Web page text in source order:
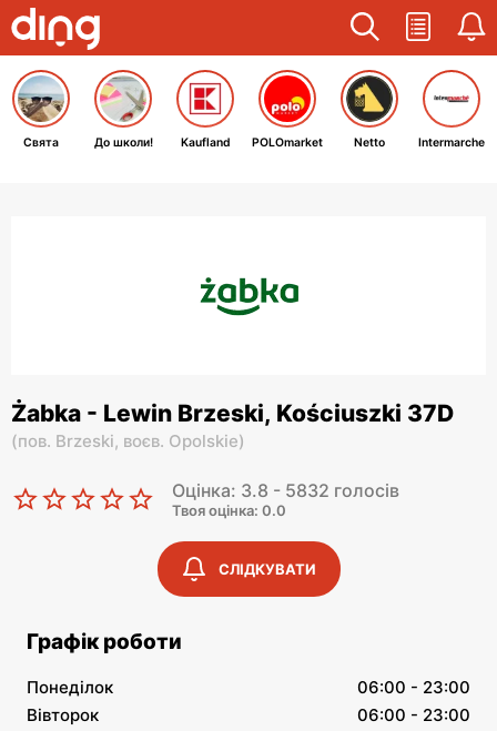
Свята До школи! Kaufland POLOmarket Netto Intermarche
Żabka - Lewin Brzeski, Kościuszki 37D
(пов. Brzeski, воєв. Opolskie)
Оцінка: 3.8 - 5832 голосів
Твоя оцінка: 0.0
СЛІДКУВАТИ
Графік роботи
Понеділок
06:00 - 23:00
Вівторок
06:00 - 23:00